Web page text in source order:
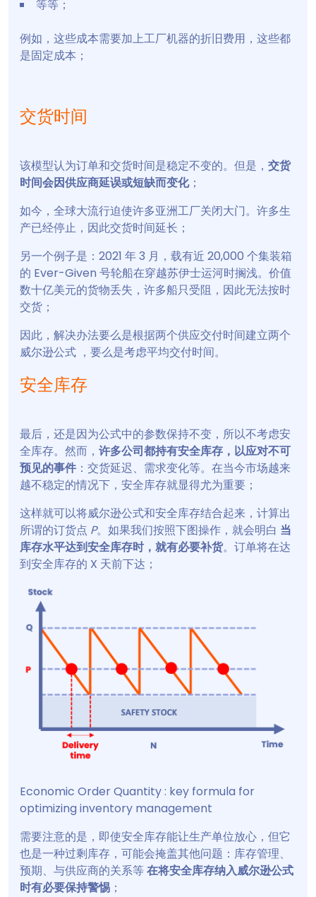
等等；
例如，这些成本需要加上工厂机器的折旧费用，这些都
是固定成本；
交货时间
该模型认为订单和交货时间是稳定不变的。但是， 交货
时间会因供应商延误或短缺而变化；
如今，全球大流行迫使许多亚洲工厂关闭大门。许多生
产已经停止，因此交货时间延长；
另一个例子是：2021 年 3 月，载有近 20,000 个集装箱
的 Ever-Given 号轮船在穿越苏伊士运河时搁浅。价值
数十亿美元的货物丢失，许多船只受阻，因此无法按时
交货；
因此，解决办法要么是根据两个供应交付时间建立两个
威尔逊公式 ，要么是考虑平均交付时间。
安全库存
最后，还是因为公式中的参数保持不变，所以不考虑安
全库存。然而， 许多公司都持有安全库存，以应对不可
预见的事件 ：交货延迟、需求变化等。在当今市场越来
越不稳定的情况下，安全库存就显得尤为重要；
这样就可以将威尔逊公式和安全库存结合起来，计算出
所谓的订货点 P。如果我们按照下图操作，就会明白 当
库存水平达到安全库存时，就有必要补货。订单将在达
到安全库存的 X 天前下达；
Economic Order Quantity : key formula for
optimizing inventory management
需要注意的是，即使安全库存能让生产单位放心，但它
也是一种过剩库存，可能会掩盖其他问题：库存管理、
预期、与供应商的关系等在将安全库存纳入威尔逊公式
时有必要保持警惕 ；